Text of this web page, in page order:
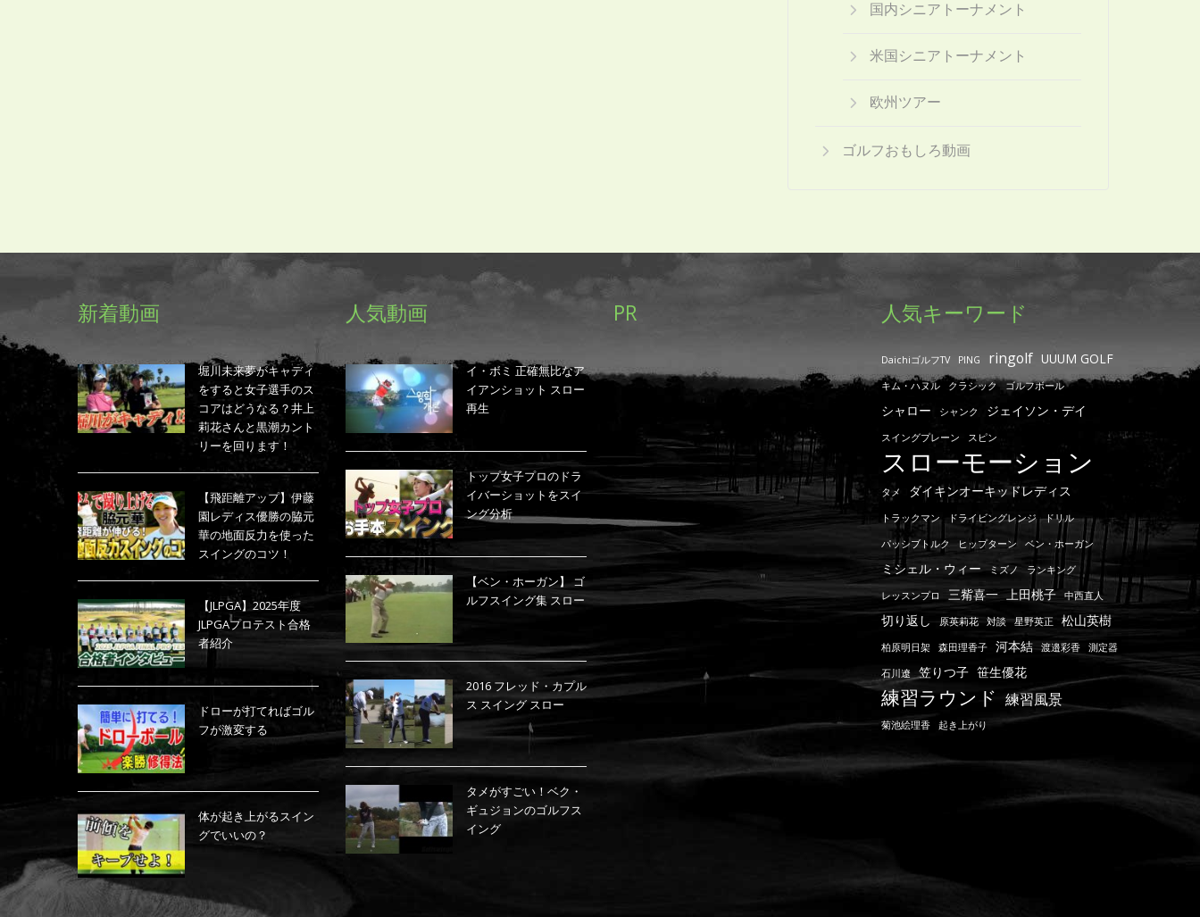
国内シニアトーナメント
米国シニアトーナメント
欧州ツアー
ゴルフおもしろ動画
新着動画
堀川未来夢がキャディ
をすると女子選手のス
コアはどうなる？井上
莉花さんと黒潮カント
リーを回ります！
【飛距離アップ】伊藤
園レディス優勝の脇元
華の地面反力を使った
スイングのコツ！
【JLPGA】2025年度
JLPGAプロテスト合格
者紹介
ドローが打てればゴル
フが激変する
体が起き上がるスイン
グでいいの？
人気動画
イ・ボミ 正確無比なア
イアンショット スロー
再生
トップ女子プロのドラ
イバーショットをスイ
ング分析
【ベン・ホーガン】 ゴ
ルフスイング集 スロー
2016 フレッド・カプル
ス スイング スロー
タメがすごい！ベク・
ギュジョンのゴルフス
イング
PR 人気キーワード
DaichiゴルフTV PING ringolf UUUM GOLF
キム・ハヌル クラシック ゴルフボール
シャロー シャンク ジェイソン・デイ
スイングプレーン スピン
スローモーション
タメ ダイキンオーキッドレディス
トラックマン ドライビングレンジ ドリル
パッシブトルク ヒップターン ベン・ホーガン
ミシェル・ウィー ミズノ ランキング
レッスンプロ 三觜喜一 上田桃子 中西直人
切り返し 原英莉花 対談 星野英正 松山英樹
柏原明日架 森田理香子 河本結 渡邉彩香 測定器
石川遼 笠りつ子 笹生優花
練習ラウンド 練習風景
菊池絵理香 起き上がり